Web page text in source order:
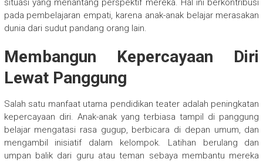
situasi yang menantang perspektif mereka. Hal ini berkontribusi
pada pembelajaran empati, karena anak-anak belajar merasakan
dunia dari sudut pandang orang lain.
Membangun Kepercayaan Diri
Lewat Panggung
Salah satu manfaat utama pendidikan teater adalah peningkatan
kepercayaan diri. Anak-anak yang terbiasa tampil di panggung
belajar mengatasi rasa gugup, berbicara di depan umum, dan
mengambil inisiatif dalam kelompok. Latihan berulang dan
umpan balik dari guru atau teman sebaya membantu mereka